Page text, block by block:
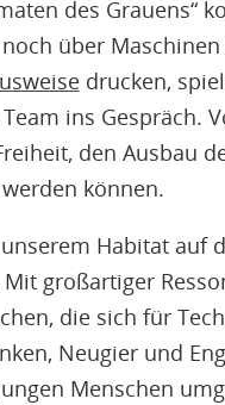
des Grauens“
über
drucken,
ins Gespräch.
den Ausbau
können.
Habitat auf
großartiger
die sich für
Neugier und
Menschen